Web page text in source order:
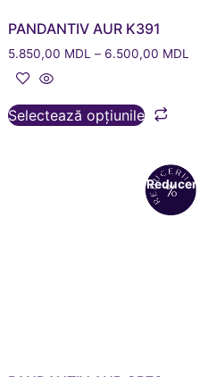
PANDANTIV AUR K391
5.850,00 MDL – 6.500,00 MDL
Selectează opțiunile